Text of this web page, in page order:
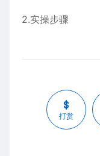
2.实操步骤
打赏